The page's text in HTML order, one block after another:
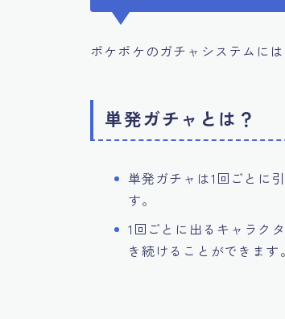
ポケポケのガチャシステムに
単発ガチャとは？
単発ガチャは1回ごとに
す。
1回ごとに出るキャラク
き続けることができます。